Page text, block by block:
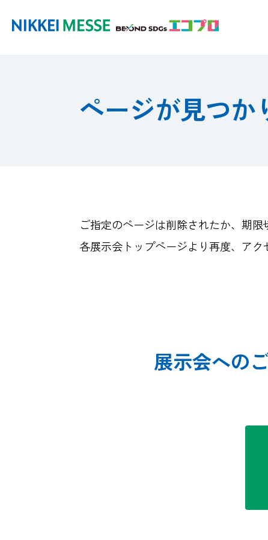
ページが見つか
ご指定のページは削除されたか、期限
各展示会トップページより再度、アク
展示会への